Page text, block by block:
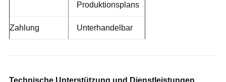
Produktionsplans
Zahlung Unterhandelbar